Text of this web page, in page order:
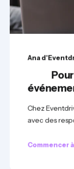
Ana
Chez
avec des
Commencer